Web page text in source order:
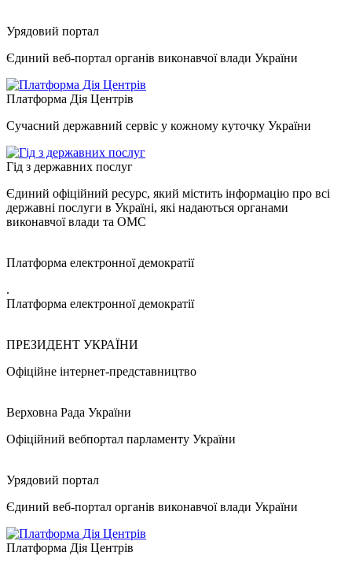
Урядовий портал
Єдиний веб-портал органів виконавчої влади України
Платформа Дія Центрів
Сучасний державний сервіс у кожному куточку України
Гід з державних послуг
Єдиний офіційний ресурс, який містить інформацію про всі
державні послуги в Україні, які надаються органами
виконавчої влади та ОМС
Платформа електронної демократії
.
Платформа електронної демократії
ПРЕЗИДЕНТ УКРАЇНИ
Офіційне інтернет-представництво
Верховна Рада України
Офіційний вебпортал парламенту України
Урядовий портал
Єдиний веб-портал органів виконавчої влади України
Платформа Дія Центрів